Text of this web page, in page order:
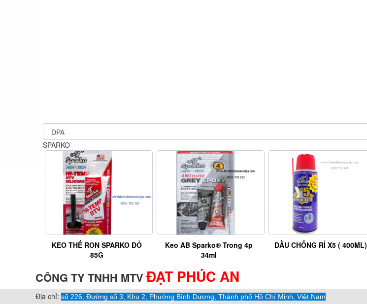
SPARKO
KEO THẾ RON SPARKO ĐỎ
85G
Keo AB Sparko® Trong 4p
34ml
DẦU CHỐNG RỈ X5 ( 400ML)
CÔNG TY TNHH MTV ĐẠT PHÚC AN
Địa chỉ: số 226, Đường số 3, Khu 2, Phường Bình Dương, Thành phố Hồ Chí Minh, Việt Nam